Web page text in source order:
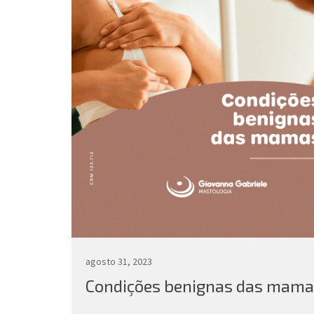
agosto 31, 2023
Condições benignas das